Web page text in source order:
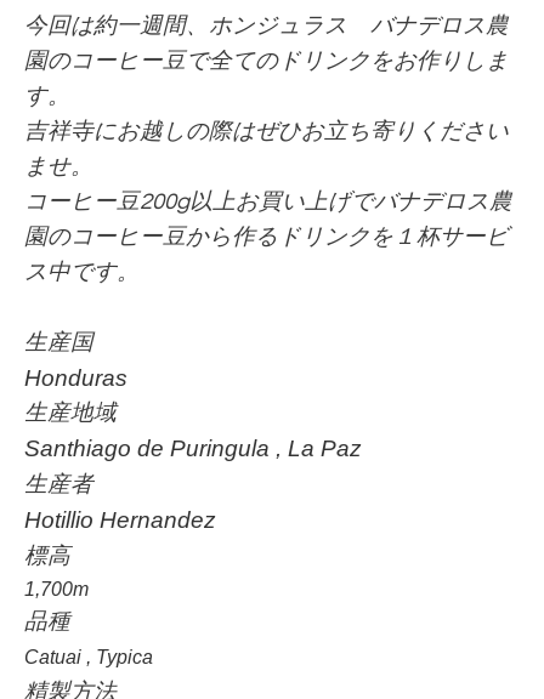
今回は約一週間、ホンジュラス バナデロス農
園のコーヒー豆で全てのドリンクをお作りしま
す。
吉祥寺にお越しの際はぜひお立ち寄りください
ませ。
コーヒー豆200g以上お買い上げでバナデロス農
園のコーヒー豆から作るドリンクを１杯サービ
ス中です。
生産国
Honduras
生産地域
Santhiago de Puringula , La Paz
生産者
Hotillio Hernandez
標高
1,700m
品種
Catuai , Typica
精製方法